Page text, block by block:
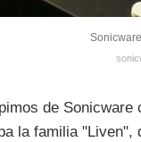
de Sonicware
la familia